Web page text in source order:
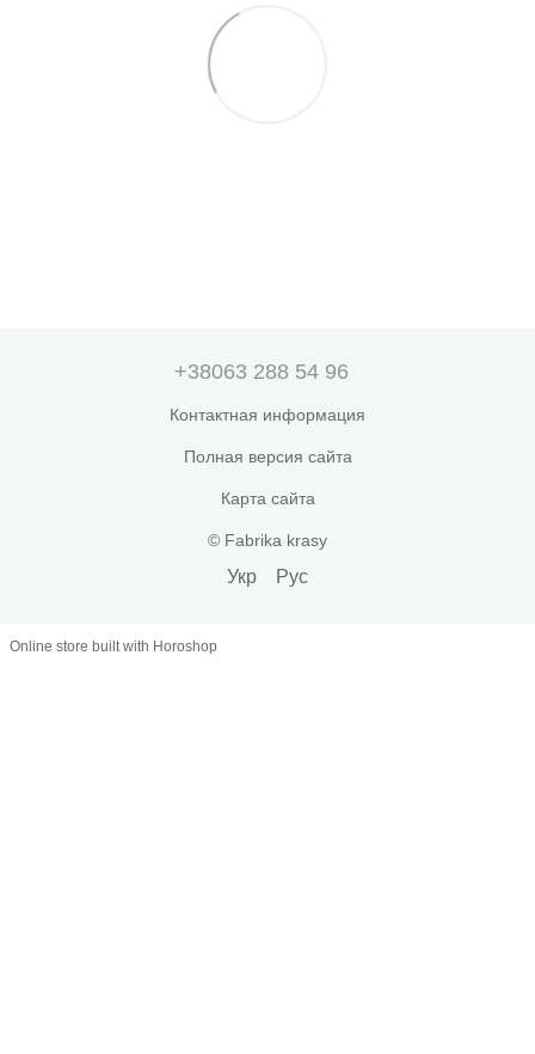
+38063 288 54 96
Контактная информация
Полная версия сайта
Карта сайта
© Fabrika krasy
Укр Рус
Online store built with Horoshop